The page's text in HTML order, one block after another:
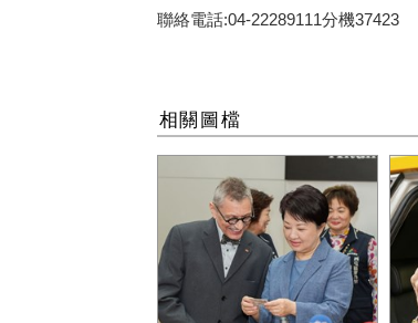
聯絡電話:04-22289111分機37423
相關圖檔